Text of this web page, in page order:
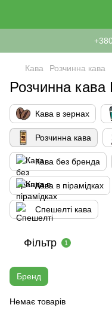
Кава Розчинна кава
Розчинна
Кава в зернах
Розчинна кава
Кава без бренда
Кава в пірамідках
Спешелті кава
Фільтр 1
Бренд
Немає товарів